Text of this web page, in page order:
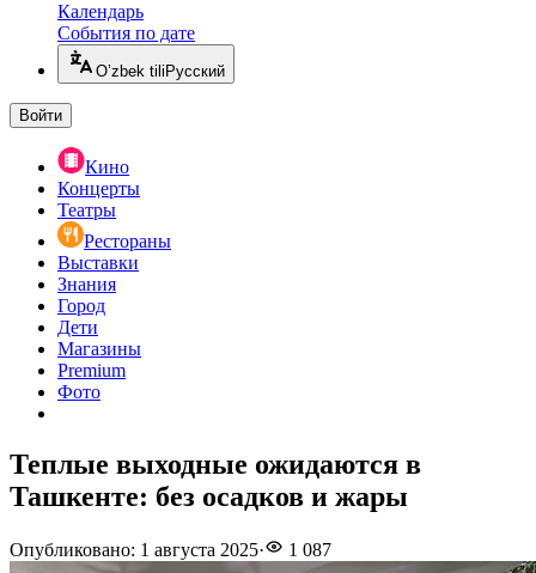
Календарь
События по дате
O’zbek tili Русский
Войти
Кино
Концерты
Театры
Рестораны
Выставки
Знания
Город
Дети
Магазины
Premium
Фото
Теплые выходные ожидаются в
Ташкенте: без осадков и жары
Опубликовано: 1 августа 2025· 1 087